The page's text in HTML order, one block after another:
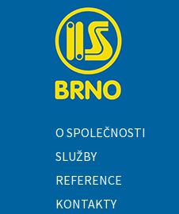
O SPOLEČNOSTI
SLUŽBY
REFERENCE
KONTAKTY